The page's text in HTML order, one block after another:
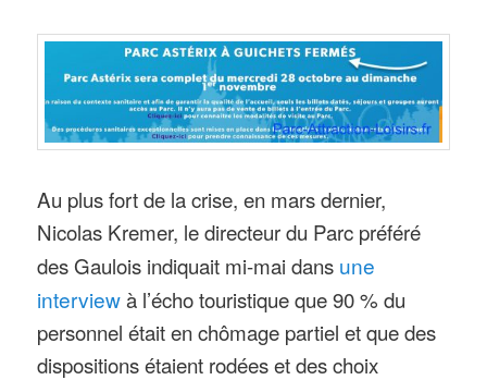
Au plus fort de la crise, en mars dernier,
Nicolas Kremer, le directeur du Parc préféré
des Gaulois indiquait mi-mai dans une
interviewà l’écho touristique que 90 % du
personnel était en chômage partiel et que des
dispositions étaient rodées et des choix